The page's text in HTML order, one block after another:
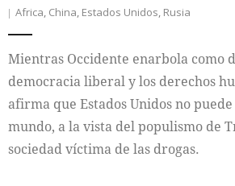
Africa, China, Estados Unidos, Rusia
Mientras Occidente enarbola como
democracia liberal y los derechos
afirma que Estados Unidos no
mundo, a la vista del populismo de
sociedad víctima de las drogas.